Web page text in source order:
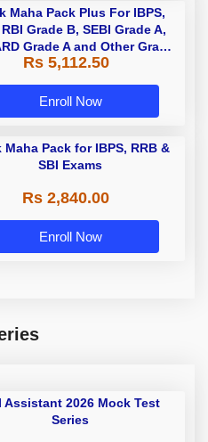
Maha Pack Plus For IBPS,
Grade B, SEBI Grade A,
Grade A and Other Grade
A & Grade B Bank Exams
Rs 5,112.50
Enroll Now
Maha Pack for IBPS, RRB &
SBI Exams
Rs 2,840.00
Enroll Now
Assistant 2026 Mock Test
Series